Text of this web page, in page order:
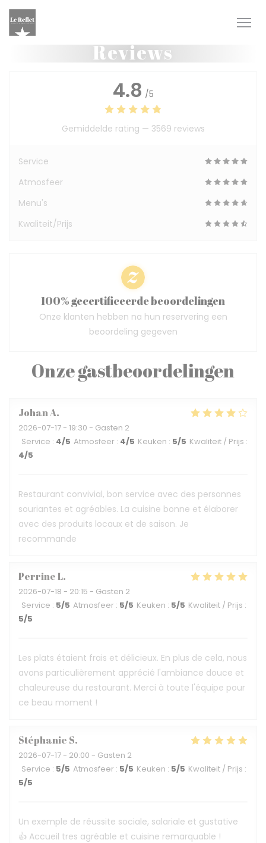
Cookies beheer paneel
Reviews
Onze gastbeoordelingen
JohanA
2026-07-17 - 19:30 - Gasten 2
Service : 4/5 Atmosfeer : 4/5 Keuken : 5/5 Kwaliteit / Prijs :
4/5
Restaurant convivial, bon service avec des personnes
souriantes et agréables. La cuisine bonne et élaborer
avec des produits locaux et de saison. Je
recommande
PerrineL
2026-07-18 - 20:15 - Gasten 2
Service : 5/5 Atmosfeer : 5/5 Keuken : 5/5 Kwaliteit / Prijs :
5/5
Les plats étaient frais et délicieux. En plus de cela, nous
avons particulièrement apprécié l'ambiance douce et
chaleureuse du restaurant. Merci à toute l'équipe pour
ce beau moment !
Stéphanie S
2026-07-17 - 20:00 - Gasten 2
Service : 5/5 Atmosfeer : 5/5 Keuken : 5/5 Kwaliteit / Prijs :
5/5
Un exemple de réussite sociale, salariale et gustative
👍 Accueil tres agréable et cuisine remarquable !
4.8 /5
Gemiddelde rating — 3569 reviews
Service
Atmosfeer
Menu's
Kwaliteit/Prijs
100% gecertificeerde beoordelingen
Onze klanten hebben na hun reservering een
beoordeling gegeven